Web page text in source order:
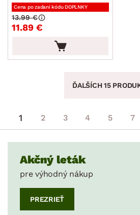
Cena po zadaní kódu DOPLNKY
11.89 €
13.99 €
ĎALŠÍCH 15
1 2 3 4 5 7
Akčný leták
pre výhodný nákup
PREZRIEŤ